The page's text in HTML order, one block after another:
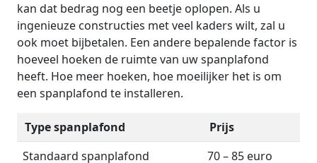
kan dat bedrag nog een beetje oplopen. Als u
ingenieuze constructies met veel kaders wilt, zal u
ook moet bijbetalen. Een andere bepalende factor is
hoeveel hoeken de ruimte van uw spanplafond
heeft. Hoe meer hoeken, hoe moeilijker het is om
een spanplafond te installeren.
Type spanplafond
Prijs
Standaard spanplafond
70 – 85 euro